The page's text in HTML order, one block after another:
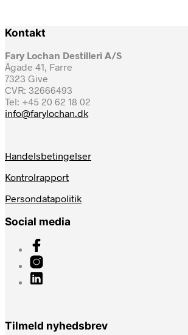
Kontakt
Fary Lochan Destilleri A/S
Ågade 41, Farre
7323 Give
CVR: 32666493
Tel: +45 20 62 18 02
info@farylochan.dk
Handelsbetingelser
Kontrolrapport
Persondatapolitik
Social media
Tilmeld nyhedsbrev